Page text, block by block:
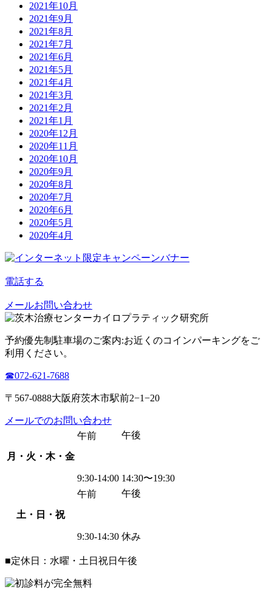
2021年10月
2021年9月
2021年8月
2021年7月
2021年6月
2021年5月
2021年4月
2021年3月
2021年2月
2021年1月
2020年12月
2020年11月
2020年10月
2020年9月
2020年8月
2020年7月
2020年6月
2020年5月
2020年4月
電話する
メールお問い合わせ
予約優先制 駐車場のご案内:お近くのコインパーキングをご
利用ください。
☎︎072-621-7688
〒567-0888大阪府茨木市駅前2−1−20
メールでのお問い合わせ
月・火・木・金
午前
9:30-14:00
午後
14:30〜19:30
土・日・祝
午前
9:30-14:30
午後
休み
■定休日：水曜・土日祝日午後